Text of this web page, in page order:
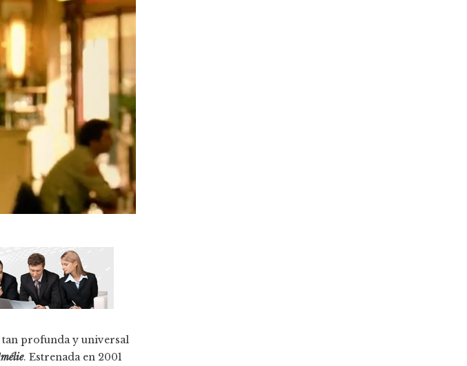
tan profunda y universal
. Estrenada en 2001